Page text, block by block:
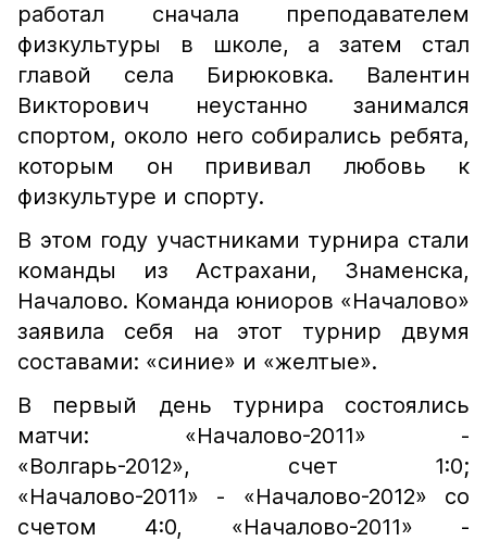
работал сначала преподавателем
физкультуры в школе, а затем стал
главой села Бирюковка. Валентин
Викторович неустанно занимался
спортом, около него собирались ребята,
которым он прививал любовь к
физкультуре и спорту.
В этом году участниками турнира стали
команды из Астрахани, Знаменска,
Началово. Команда юниоров «Началово»
заявила себя на этот турнир двумя
составами: «синие» и «желтые».
В первый день турнира состоялись
матчи: «Началово-2011» -
«Волгарь-2012», счет 1:0;
«Началово-2011» - «Началово-2012» со
счетом 4:0, «Началово-2011» -